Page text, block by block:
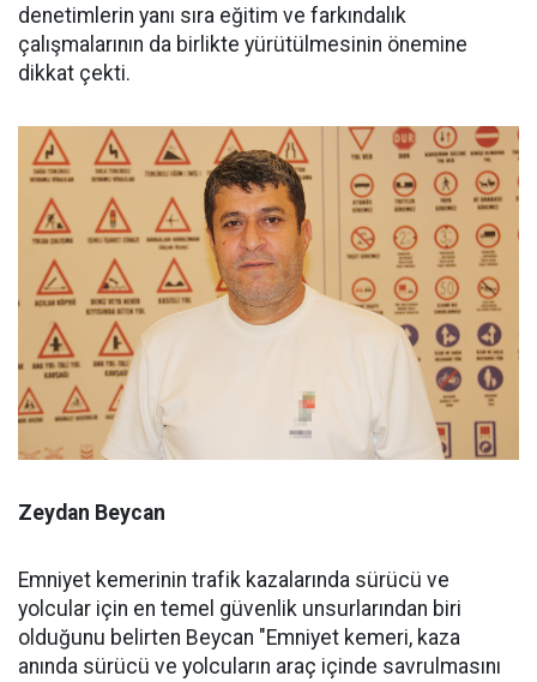
denetimlerin yanı sıra eğitim ve farkındalık
çalışmalarının da birlikte yürütülmesinin önemine
dikkat çekti.
Zeydan Beycan
Emniyet kemerinin trafik kazalarında sürücü ve
yolcular için en temel güvenlik unsurlarından biri
olduğunu belirten Beycan "Emniyet kemeri, kaza
anında sürücü ve yolcuların araç içinde savrulmasını